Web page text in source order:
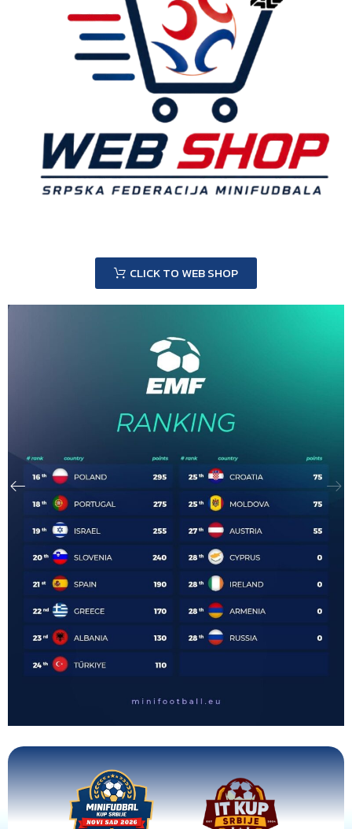
CLICK TO WEB SHOP